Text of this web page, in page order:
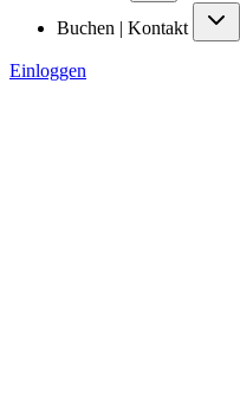
Buchen | Kontakt
Einloggen